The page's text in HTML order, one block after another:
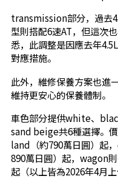
transmission部分，過去
型則搭配6速AT，但這次
悉，此調整是因應去年
對應措施。
此外，維修保養方案也進
維持更安心的保養體制。
車色部分提供white、
sand beige共6種選擇。
land（約790萬日圓）起
890萬日圓）起，wagon
起（以上皆為2026年4月上